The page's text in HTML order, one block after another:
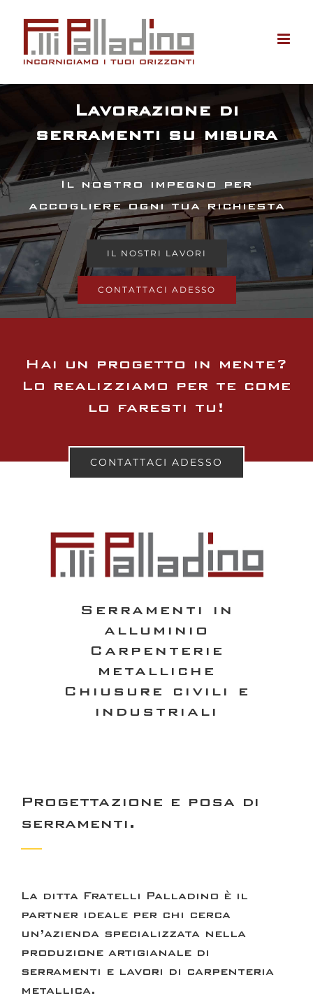
contenuto
Lavorazione di
serramenti su misura
Il nostro impegno per
accogliere ogni tua richiesta
IL NOSTRI LAVORI
CONTATTACI ADESSO
Hai un progetto in mente?
Lo realizziamo per te come
lo faresti tu!
CONTATTACI ADESSO
Serramenti in
alluminio
Carpenterie
metalliche
Chiusure civili e
industriali
Progettazione e posa di
serramenti.
La ditta Fratelli Palladino è il
partner ideale per chi cerca
un’azienda specializzata nella
produzione artigianale di
serramenti e lavori di carpenteria
metallica.